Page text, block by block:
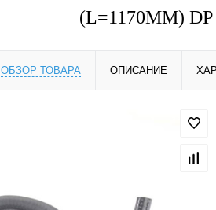
(L=1170MM) DP
ОБЗОР ТОВАРА ОПИСАНИЕ